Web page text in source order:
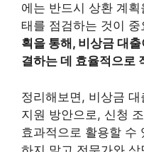
에는 반드시 상환 계
태를 점검하는 것이 중
획을 통해, 비상금 대
결하는 데 효율적으로
정리해보면, 비상금
지원 방안으로, 신청
효과적으로 활용할 수